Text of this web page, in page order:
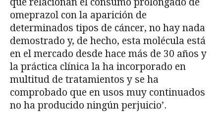
omeprazol con la aparición de
determinados tipos de cáncer, no hay nada
demostrado y, de hecho, esta molécula está
en el mercado desde hace más de 30 años y
la práctica clínica la ha incorporado en
multitud de tratamientos y se ha
comprobado que en usos muy continuados
no ha producido ningún perjuicio’.